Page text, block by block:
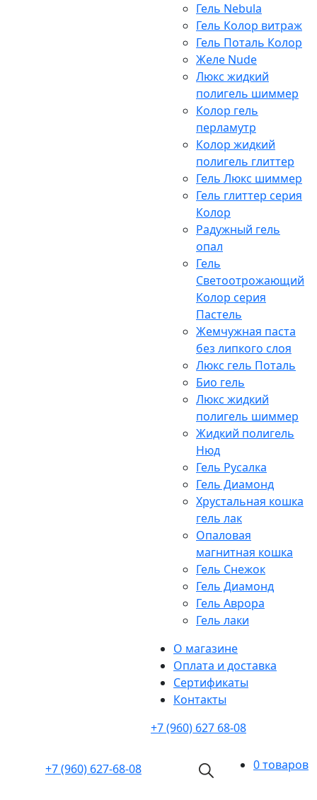
Гель Nebula
Гель Колор витраж
Гель Поталь Колор
Желе Nude
Люкс жидкий
полигель шиммер
Колор гель
перламутр
Колор жидкий
полигель глиттер
Гель Люкс шиммер
Гель глиттер серия
Колор
Радужный гель
опал
Гель
Светоотрожающий
Колор серия
Пастель
Жемчужная паста
без липкого слоя
Люкс гель Поталь
Био гель
Люкс жидкий
полигель шиммер
Жидкий полигель
Нюд
Гель Русалка
Гель Диамонд
Хрустальная кошка
гель лак
Опаловая
магнитная кошка
Гель Снежок
Гель Диамонд
Гель Аврора
Гель лаки
О магазине
Оплата и доставка
Cертификаты
Контакты
+7 (960) 627 68-08
+7 (960) 627-68-08 0 товаров